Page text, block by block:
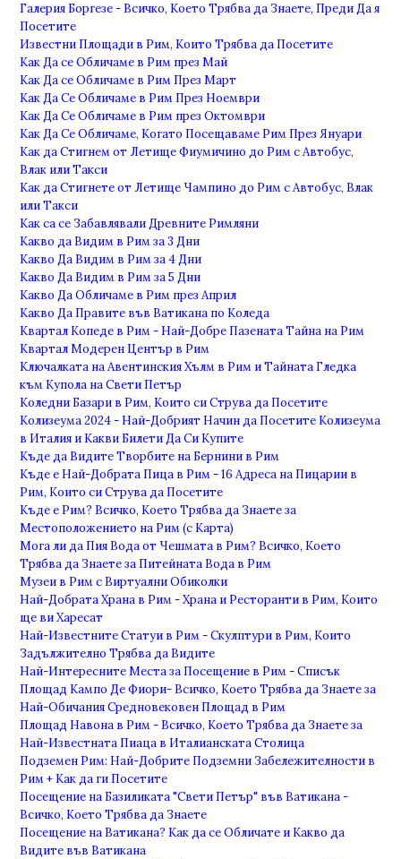
Галерия Боргезе - Всичко, Което Трябва да Знаете, Преди Да я
Посетите
Известни Площади в Рим, Които Трябва да Посетите
Как Да се Обличаме в Рим през Май
Как Да се Обличаме в Рим През Март
Как Да Се Обличаме в Рим През Ноември
Как Да Се Обличаме в Рим през Октомври
Как Да Се Обличаме, Когато Посещаваме Рим През Януари
Как да Стигнем от Летище Фиумичино до Рим с Автобус,
Влак или Такси
Как да Стигнете от Летище Чампино до Рим с Автобус, Влак
или Такси
Как са се Забавлявали Древните Римляни
Какво да Видим в Рим за 3 Дни
Какво Да Видим в Рим за 4 Дни
Какво Да Видим в Рим за 5 Дни
Какво Да Обличаме в Рим през Април
Какво Да Правите във Ватикана по Коледа
Квартал Копеде в Рим - Най-Добре Пазената Тайна на Рим
Квартал Модерен Център в Рим
Ключалката на Авентинския Хълм в Рим и Тайната Гледка
към Купола на Свети Петър
Коледни Базари в Рим, Които си Струва да Посетите
Колизеума 2024 - Най-Добрият Начин да Посетите Колизеума
в Италия и Какви Билети Да Си Купите
Къде да Видите Творбите на Бернини в Рим
Къде е Най-Добрата Пица в Рим - 16 Адреса на Пицарии в
Рим, Които си Струва да Посетите
Къде е Рим? Всичко, Което Трябва да Знаете за
Местоположението на Рим (с Карта)
Мога ли да Пия Вода от Чешмата в Рим? Всичко, Което
Трябва да Знаете за Питейната Вода в Рим
Музеи в Рим с Виртуални Обиколки
Най-Добрата Храна в Рим - Храна и Ресторанти в Рим, Които
ще ви Харесат
Най-Известните Статуи в Рим - Скулптури в Рим, Които
Задължително Трябва да Видите
Най-Интересните Места за Посещение в Рим - Списък
Площад Кампо Де Фиори- Всичко, Което Трябва да Знаете за
Най-Обичания Средновековен Площад в Рим
Площад Навона в Рим - Всичко, Което Трябва да Знаете за
Най-Известната Пиаца в Италианската Столица
Подземен Рим: Най-Добрите Подземни Забележителности в
Рим + Как да ги Посетите
Посещение на Базиликата "Свети Петър" във Ватикана -
Всичко, Което Трябва да Знаете
Посещение на Ватикана? Как да се Обличате и Какво да
Видите във Ватикана